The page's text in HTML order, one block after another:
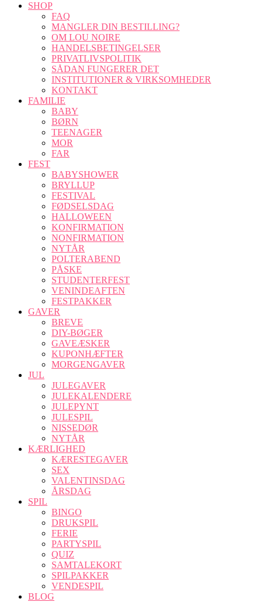
SHOP
FAQ
MANGLER DIN BESTILLING?
OM LOU NOIRE
HANDELSBETINGELSER
PRIVATLIVSPOLITIK
SÅDAN FUNGERER DET
INSTITUTIONER & VIRKSOMHEDER
KONTAKT
FAMILIE
BABY
BØRN
TEENAGER
MOR
FAR
FEST
BABYSHOWER
BRYLLUP
FESTIVAL
FØDSELSDAG
HALLOWEEN
KONFIRMATION
NONFIRMATION
NYTÅR
POLTERABEND
PÅSKE
STUDENTERFEST
VENINDEAFTEN
FESTPAKKER
GAVER
BREVE
DIY-BØGER
GAVEÆSKER
KUPONHÆFTER
MORGENGAVER
JUL
JULEGAVER
JULEKALENDERE
JULEPYNT
JULESPIL
NISSEDØR
NYTÅR
KÆRLIGHED
KÆRESTEGAVER
SEX
VALENTINSDAG
ÅRSDAG
SPIL
BINGO
DRUKSPIL
FERIE
PARTYSPIL
QUIZ
SAMTALEKORT
SPILPAKKER
VENDESPIL
BLOG